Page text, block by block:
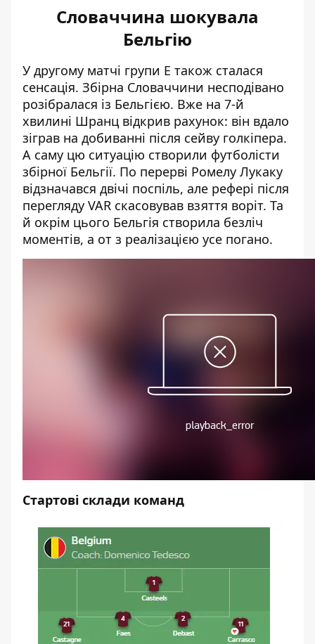
Словаччина шокувала
Бельгію
У другому матчі групи Е також сталася
сенсація. Збірна Словаччини несподівано
розібралася із Бельгією. Вже на 7-й
хвилині Шранц відкрив рахунок: він вдало
зіграв на добиванні після сейву голкіпера.
А саму цю ситуацію створили футболісти
збірної Бельгії. По перерві Ромелу Лукаку
відзначався двічі поспіль, але рефері після
перегляду VAR скасовував взяття воріт. Та
й окрім цього Бельгія створила безліч
моментів, а от з реалізацією усе погано.
Стартові склади команд